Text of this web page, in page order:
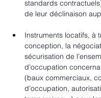
standards
de leur déclinaison
Instruments locatifs, à
conception, la
sécurisation de
d’occupation
(baux commerciaux,
d’occupation,